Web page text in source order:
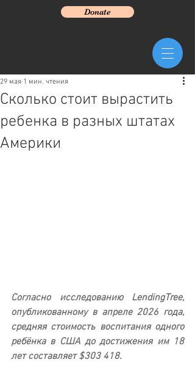
Donate
Сколько стоит вырастить
ребенка в разных штатах
Америки
29 мая 1 мин. чтения
Согласно исследованию LendingTree,
опубликованному в апреле 2026 года,
средняя стоимость воспитания одного
ребёнка в США до достижения им 18
лет составляет $303 418.